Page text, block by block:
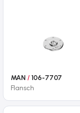
MAN /106-7707
Flansch